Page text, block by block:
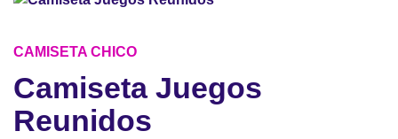
CAMISETA CHICO
Camiseta Juegos
Reunidos